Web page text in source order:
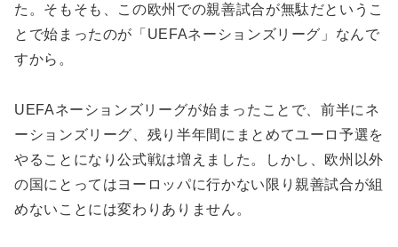
た。そもそも、この欧州での親善試合が無駄だというこ
とで始まったのが「UEFAネーションズリーグ」なんで
すから。
UEFAネーションズリーグが始まったことで、前半にネ
ーションズリーグ、残り半年間にまとめてユーロ予選を
やることになり公式戦は増えました。しかし、欧州以外
の国にとってはヨーロッパに行かない限り親善試合が組
めないことには変わりありません。